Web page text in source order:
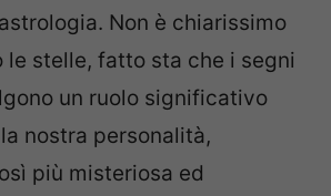
Non è chiarissimo
le stelle, fatto sta che i segni
un ruolo significativo
nostra personalità,
più misteriosa ed